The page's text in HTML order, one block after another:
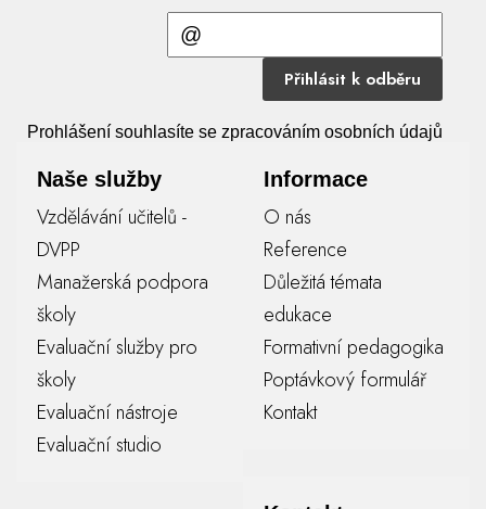
Přihlásit k odběru
Prohlášení souhlasíte se zpracováním osobních údajů
Naše služby
Vzdělávání učitelů -
DVPP
Manažerská podpora
školy
Evaluační služby pro
školy
Evaluační nástroje
Evaluační studio
Informace
O nás
Reference
Důležitá témata
edukace
Formativní pedagogika
Poptávkový formulář
Kontakt